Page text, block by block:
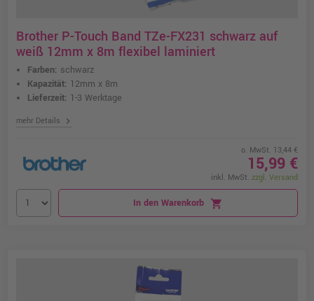
Brother P-Touch Band TZe-FX231 schwarz auf
weiß 12mm x 8m flexibel laminiert
Farben: schwarz
Kapazität: 12mm x 8m
Lieferzeit: 1-3 Werktage
mehr Details chevron_right
o. MwSt. 13,44 €
15,99 €
inkl. MwSt. zzgl. Versand
In den Warenkorb shopping_cart